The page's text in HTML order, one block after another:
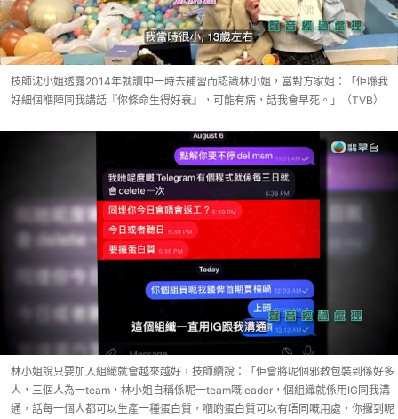
技師沈小姐透露2014年就讀中一時去補習而認識林小姐，當對方家姐：「佢喺我
好細個嗰陣同我講話『你條命生得好衰』，可能有病，話我會早死。」（TVB）
林小姐說只要加入組織就會越來越好，技師續說：「佢會將呢個邪教包裝到係好多
人，三個人為一team，林小姐自稱係呢一team嘅leader，個組織就係用IG同我溝
通，話每一個人都可以生產一種蛋白質，嗰啲蛋白質可以有唔同嘅用處，你攞到呢